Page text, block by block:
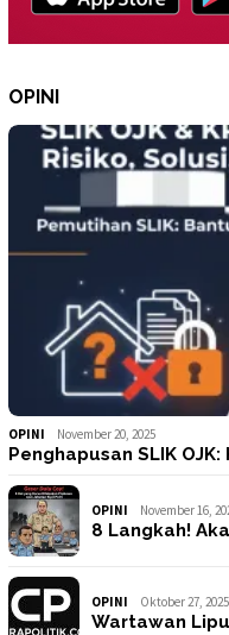
OPINI
OPINI November 20, 2025
Penghapusan SLIK
OPINI November 16,
8 Langkah!
OPINI Oktober 27, 2025
Wartawan